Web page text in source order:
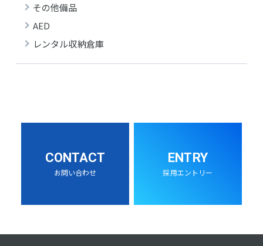
その他備品
AED
レンタル収納倉庫
CONTACT
お問い合わせ
ENTRY
採用エントリー